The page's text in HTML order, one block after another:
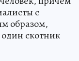
с
образом,
скотник